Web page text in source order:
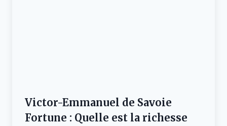
Victor-Emmanuel de Savoie
Fortune : Quelle est la richesse